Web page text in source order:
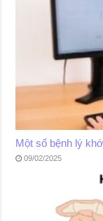
Một số bệnh lý
09/02/2025